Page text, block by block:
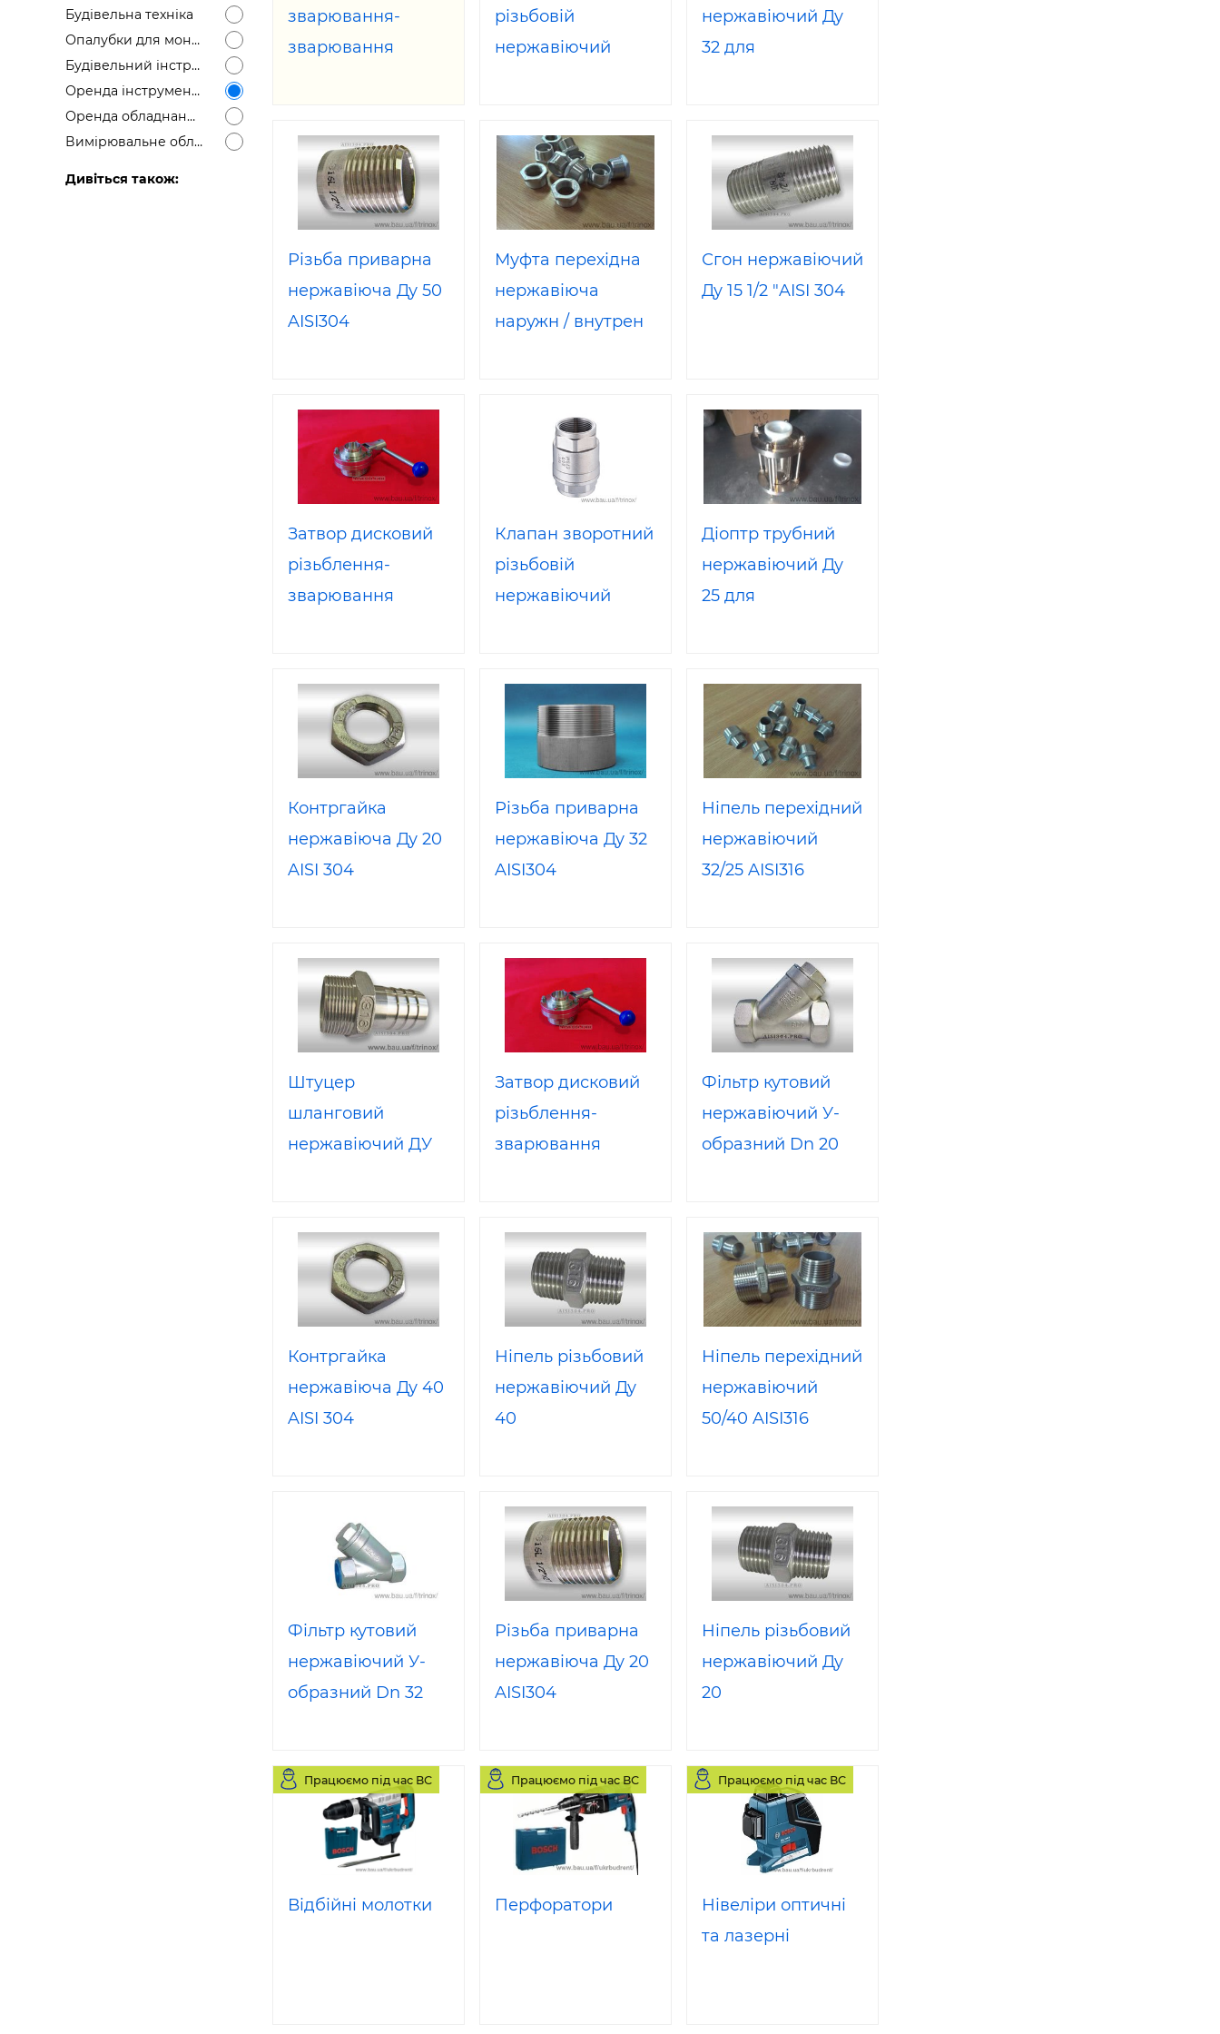
Будівельні і ремонтні послуги
Робота в будівництві —
Будівельна техніка
Опалубки для монолітно-каркасного будівництва
Будівельний інструмент
Оренда інструментів
Оренда обладнання
Вимірювальне обладнання
Дивіться також:
зварювання-
зварювання
різьбовій
нержавіючий
нержавіючий Ду
32 для
Різьба приварна
нержавіюча Ду 50
AISI304
Муфта перехідна
нержавіюча
наружн / внутрен
Сгон нержавіючий
Ду 15 1/2 "AISI 304
Затвор дисковий
різьблення-
зварювання
Клапан зворотний
різьбовій
нержавіючий
Діоптр трубний
нержавіючий Ду
25 для
Контргайка
нержавіюча Ду 20
AISI 304
Різьба приварна
нержавіюча Ду 32
AISI304
Ніпель перехідний
нержавіючий
32/25 AISI316
Штуцер
шланговий
нержавіючий ДУ
Затвор дисковий
різьблення-
зварювання
Фільтр кутовий
нержавіючий У-
образний Dn 20
Контргайка
нержавіюча Ду 40
AISI 304
Ніпель різьбовий
нержавіючий Ду
40
Ніпель перехідний
нержавіючий
50/40 AISI316
Фільтр кутовий
нержавіючий У-
образний Dn 32
Різьба приварна
нержавіюча Ду 20
AISI304
Ніпель різьбовий
нержавіючий Ду
20
Працюємо під час ВС
Відбійні молотки
Працюємо під час ВС
Перфоратори
Працюємо під час ВС
Нівеліри оптичні
та лазерні